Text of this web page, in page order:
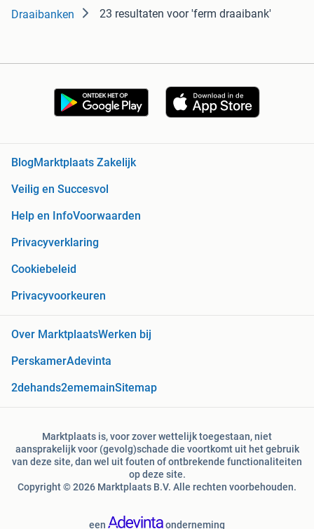
Draaibanken 23 resultaten voor 'ferm draaibank'
BlogMarktplaats Zakelijk
Veilig en Succesvol
Help en InfoVoorwaarden
Privacyverklaring
Cookiebeleid
Privacyvoorkeuren
Over MarktplaatsWerken bij
PerskamerAdevinta
2dehands2ememainSitemap
Marktplaats is, voor zover wettelijk toegestaan, niet
aansprakelijk voor (gevolg)schade die voortkomt uit het gebruik
van deze site, dan wel uit fouten of ontbrekende functionaliteiten
op deze site.
Copyright © 2026 Marktplaats B.V. Alle rechten voorbehouden.
een onderneming